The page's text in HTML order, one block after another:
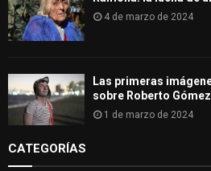
4 de marzo de 2024
Las primeras
sobre Roberto
1 de marzo de 2024
CATEGORÍAS